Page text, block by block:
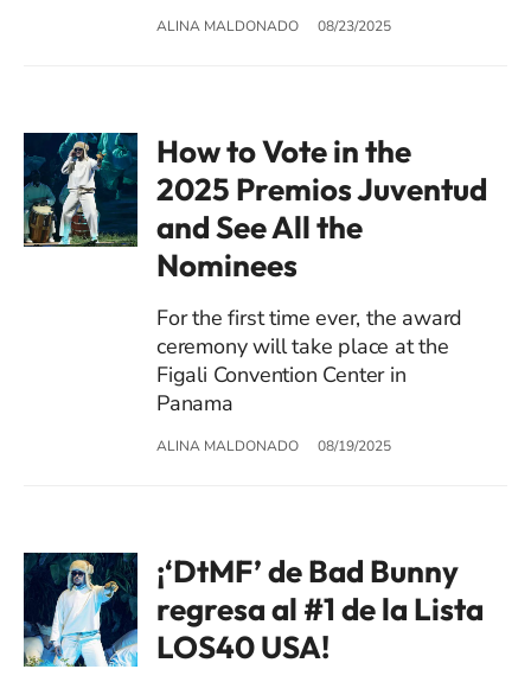
ALINA MALDONADO 08/23/2025
How to Vote in the
2025 Premios Juventud
and See All the
Nominees
For the first time ever, the award
ceremony will take place at the
Figali Convention Center in
Panama
ALINA MALDONADO 08/19/2025
¡‘DtMF’ de Bad Bunny
regresa al #1 de la Lista
LOS40 USA!